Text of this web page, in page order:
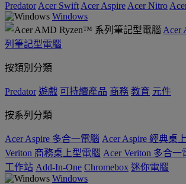
Predator Acer Swift Acer Aspire Acer Nitro
Windows
Acer
列筆記型電腦
按類別分類
Predator 遊戲 可持續產品 商務 教育 元件
按系列分類
Acer Aspire 多合一電腦 Acer Aspire 經典桌
Veriton 商務桌上型電腦 Acer Veriton 多合一
工作站 Add-In-One Chromebox 迷你電腦
Windows